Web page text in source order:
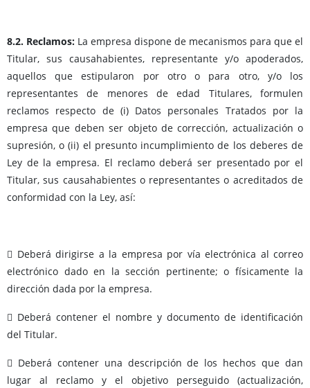
8.2. Reclamos: La empresa dispone de mecanismos para que el
Titular, sus causahabientes, representante y/o apoderados,
aquellos que estipularon por otro o para otro, y/o los
representantes de menores de edad Titulares, formulen
reclamos respecto de (i) Datos personales Tratados por la
empresa que deben ser objeto de corrección, actualización o
supresión, o (ii) el presunto incumplimiento de los deberes de
Ley de la empresa. El reclamo deberá ser presentado por el
Titular, sus causahabientes o representantes o acreditados de
conformidad con la Ley, así:
 Deberá dirigirse a la empresa por vía electrónica al correo
electrónico dado en la sección pertinente; o físicamente la
dirección dada por la empresa.
 Deberá contener el nombre y documento de identificación
del Titular.
 Deberá contener una descripción de los hechos que dan
lugar al reclamo y el objetivo perseguido (actualización,